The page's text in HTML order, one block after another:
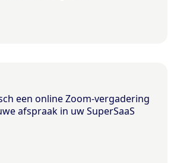
een online Zoom-vergadering
afspraak in uw SuperSaaS